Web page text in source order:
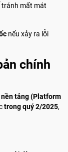
tránh mất mát
nếu xảy ra lỗi
chính
tảng (Platform
trong quý 2/2025,